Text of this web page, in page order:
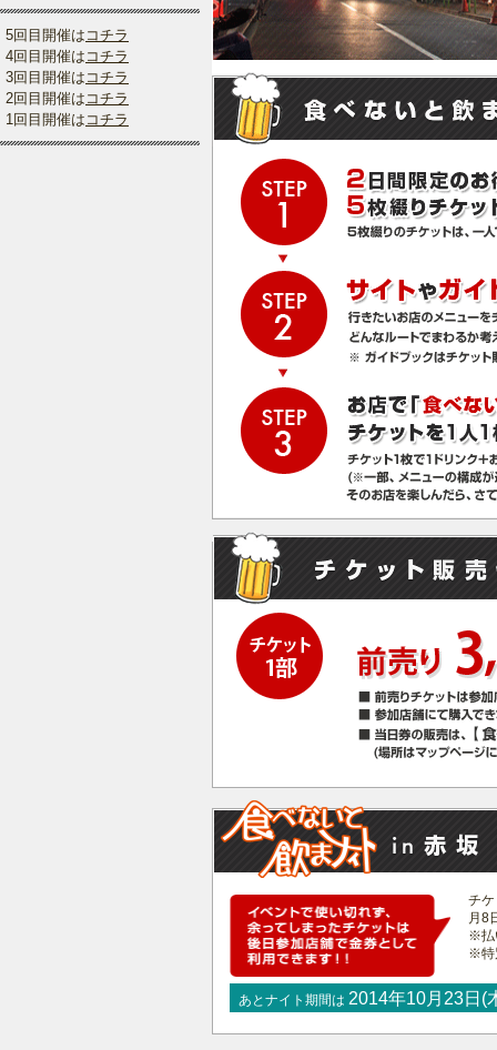
チ
月8
※払
※特
あとナイト期間は 2014年10月23日(
5回目開催は コチラ
4回目開催は コチラ
3回目開催は コチラ
2回目開催は コチラ
1回目開催は コチラ